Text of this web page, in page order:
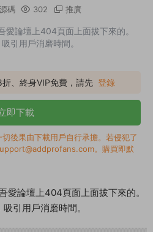
碼 302 推廣
愛論壇上404頁面上面拔下來的。
引用戶消磨時間。
、終身VIP免費，請先 登錄
即下載
後果由下載用戶自行承擔。若侵犯了
。購買即默
愛論壇上404頁面上面拔下來的。
引用戶消磨時間。